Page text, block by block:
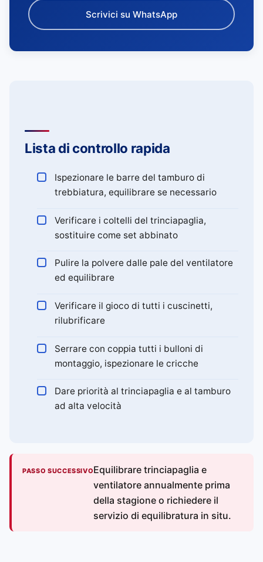
Scrivici su WhatsApp
Lista di controllo rapida
Ispezionare le barre del tamburo di
trebbiatura, equilibrare se necessario
Verificare i coltelli del trinciapaglia,
sostituire come set abbinato
Pulire la polvere dalle pale del ventilatore
ed equilibrare
Verificare il gioco di tutti i cuscinetti,
rilubrificare
Serrare con coppia tutti i bulloni di
montaggio, ispezionare le cricche
Dare priorità al trinciapaglia e al tamburo
ad alta velocità
PASSO SUCCESSIVOEquilibrare trinciapaglia e
ventilatore annualmente prima
della stagione o richiedere il
servizio di equilibratura in situ.